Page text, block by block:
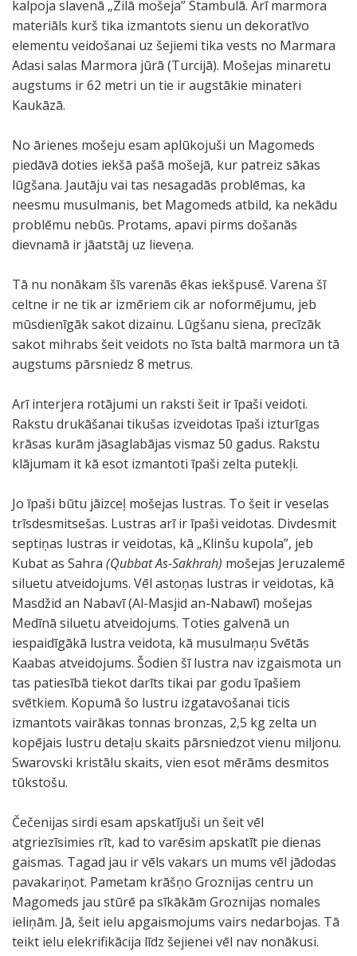
kalpoja slavenā „Zilā mošeja” Stambulā. Arī marmora
materiāls kurš tika izmantots sienu un dekoratīvo
elementu veidošanai uz šejiemi tika vests no Marmara
Adasi salas Marmora jūrā (Turcijā). Mošejas minaretu
augstums ir 62 metri un tie ir augstākie minateri
Kaukāzā.
No ārienes mošeju esam aplūkojuši un Magomeds
piedāvā doties iekšā pašā mošejā, kur patreiz sākas
lūgšana. Jautāju vai tas nesagadās problēmas, ka
neesmu musulmanis, bet Magomeds atbild, ka nekādu
problēmu nebūs. Protams, apavi pirms došanās
dievnamā ir jāatstāj uz lieveņa.
Tā nu nonākam šīs varenās ēkas iekšpusē. Varena šī
celtne ir ne tik ar izmēriem cik ar noformējumu, jeb
mūsdienīgāk sakot dizainu. Lūgšanu siena, precīzāk
sakot mihrabs šeit veidots no īsta baltā marmora un tā
augstums pārsniedz 8 metrus.
Arī interjera rotājumi un raksti šeit ir īpaši veidoti.
Rakstu drukāšanai tikušas izveidotas īpaši izturīgas
krāsas kurām jāsaglabājas vismaz 50 gadus. Rakstu
klājumam it kā esot izmantoti īpaši zelta putekļi.
Jo īpaši būtu jāizceļ mošejas lustras. To šeit ir veselas
trīsdesmitsešas. Lustras arī ir īpaši veidotas. Divdesmit
septiņas lustras ir veidotas, kā „Klinšu kupola”, jeb
Kubat as Sahra (Qubbat As-Sakhrah) mošejas Jeruzalemē
siluetu atveidojums. Vēl astoņas lustras ir veidotas, kā
Masdžid an Nabavī (Al-Masjid an-Nabawī) mošejas
Medīnā siluetu atveidojums. Toties galvenā un
iespaidīgākā lustra veidota, kā musulmaņu Svētās
Kaabas atveidojums. Šodien šī lustra nav izgaismota un
tas patiesībā tiekot darīts tikai par godu īpašiem
svētkiem. Kopumā šo lustru izgatavošanai ticis
izmantots vairākas tonnas bronzas, 2,5 kg zelta un
kopējais lustru detaļu skaits pārsniedzot vienu miljonu.
Swarovski kristālu skaits, vien esot mērāms desmitos
tūkstošu.
Čečenijas sirdi esam apskatījuši un šeit vēl
atgriezīsimies rīt, kad to varēsim apskatīt pie dienas
gaismas. Tagad jau ir vēls vakars un mums vēl jādodas
pavakariņot. Pametam krāšņo Groznijas centru un
Magomeds jau stūrē pa sīkākām Groznijas nomales
ieliņām. Jā, šeit ielu apgaismojums vairs nedarbojas. Tā
teikt ielu elekrifikācija līdz šejienei vēl nav nonākusi.